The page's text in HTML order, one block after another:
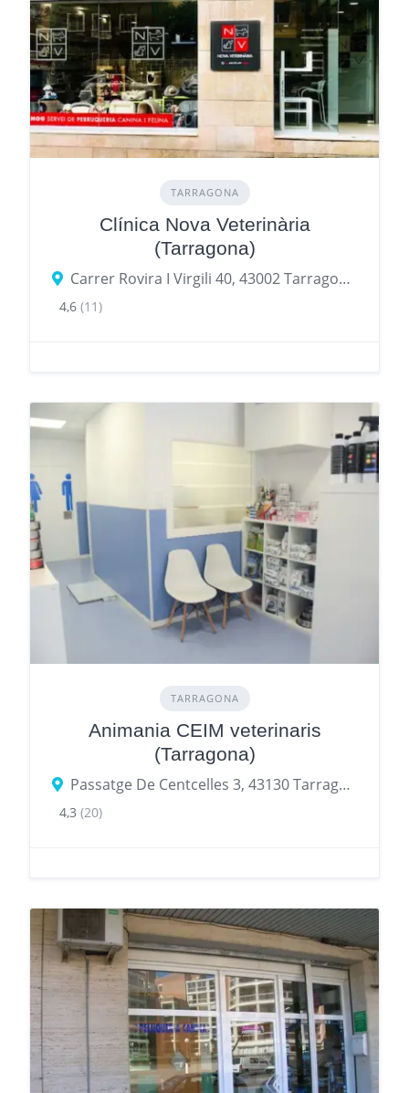
TARRAGONA
Clínica Nova Veterinària
(Tarragona)
Carrer Rovira I Virgili 40, 43002 Tarragona, provincia de Tarragona, España
4,6 (11)
TARRAGONA
Animania CEIM veterinaris
(Tarragona)
Passatge De Centcelles 3, 43130 Tarragona, provincia de Tarragona, España
4,3 (20)